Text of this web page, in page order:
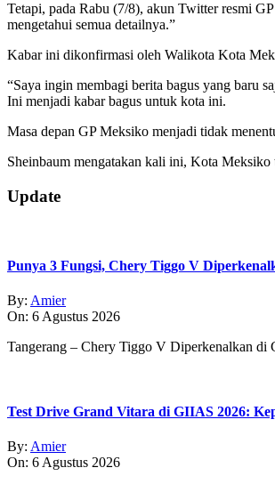
Tetapi, pada Rabu (7/8), akun Twitter resmi
mengetahui semua detailnya.”
Kabar ini dikonfirmasi oleh Walikota Kota
“Saya ingin membagi berita bagus yang baru
Ini menjadi kabar bagus untuk kota ini.
Masa depan GP Meksiko menjadi tidak
Sheinbaum mengatakan kali ini, Kota
2019-
08-
Update
Punya 3 Fungsi, Chery Tiggo V
By: Amier
On: 6 Agustus 2026
Tangerang – Chery Tiggo V Diperkenalkan di
Test Drive Grand Vitara di GIIAS 2026:
By: Amier
On: 6 Agustus 2026